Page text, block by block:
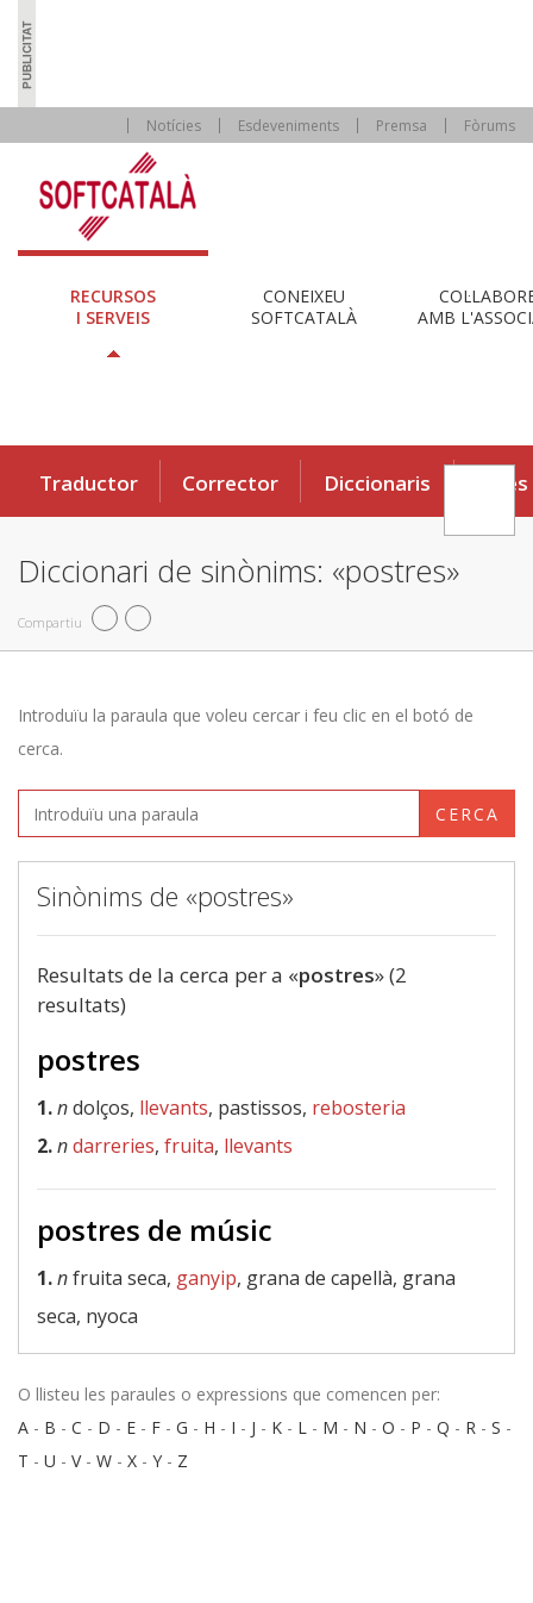
Notícies Esdeveniments Premsa Fòrums
RECURSOS
I SERVEIS
CONEIXEU
SOFTCATALÀ
AMB
Traductor Corrector Diccionaris Eines
Diccionari de sinònims: «postres»
Compartiu
Introduïu la paraula que voleu cercar i feu clic en el botó de
cerca.
CERCA
Sinònims de «postres»
Resultats de la cerca per a «postres» (2
resultats)
postres
1.ndolços, llevants, pastissos, rebosteria
2.ndarreries, fruita, llevants
postres de músic
1.nfruita seca, ganyip, grana de capellà, grana
seca, nyoca
O llisteu les paraules o expressions que comencen per:
A - B - C - D - E - F - G - H - I - J - K - L - M - N - O - P - Q - R - S -
T - U - V- W - X - Y - Z